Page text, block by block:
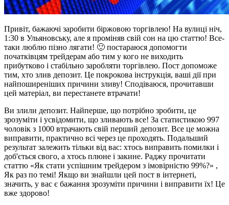
Привіт, бажаючі заробити біржовою торгівлею! На вулиці ніч,
1:30 в Ульяновську, але я проміняв свій сон на цю статтю! Все-
таки люблю пізно лягати! 🙂 постараюся допомогти
початківцям трейдерам або тим у кого не виходить
прибутково і стабільно заробляти торгівлею. Пост допоможе
тим, хто злив депозит. Це покрокова інструкція, ваші дії при
найпоширеніших причини зливу! Сподіваюся, прочитавши
цей матеріал, ви перестанете втрачати!
Ви злили депозит. Найперше, що потрібно зробити, це
зрозуміти і усвідомити, що зливають все! За статистикою 997
чоловік з 1000 втрачають свій перший депозит. Все це можна
виправити, практично всі через це проходять. Подальший
результат залежить тільки від вас: хтось виправить помилки і
доб'ється свого, а хтось плюне і закине. Раджу прочитати
статтю «Як стати успішним трейдером з імовірністю 99%?» ,
Як раз по темі! Якщо ви знайшли цей пост в інтернеті,
значить, у вас є бажання зрозуміти причини і виправити їх! Це
вже здорово!